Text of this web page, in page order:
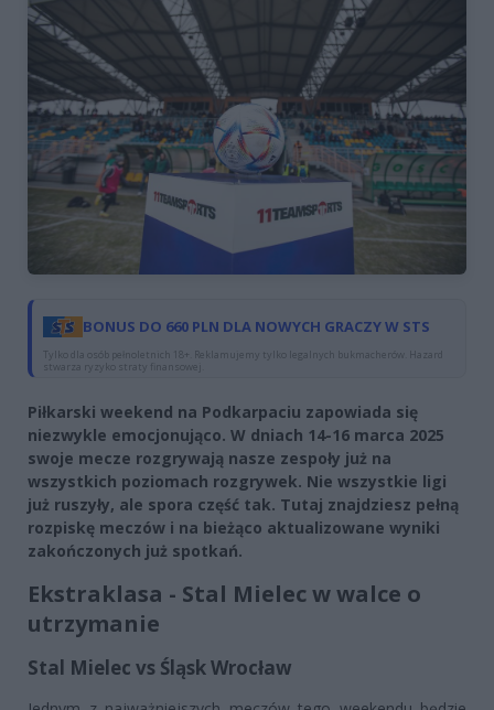
BONUS DO 660 PLN DLA NOWYCH GRACZY W STS
Tylko dla osób pełnoletnich 18+. Reklamujemy tylko legalnych bukmacherów. Hazard
stwarza ryzyko straty finansowej.
Piłkarski weekend na Podkarpaciu zapowiada się
niezwykle emocjonująco. W dniach 14-16 marca 2025
swoje mecze rozgrywają nasze zespoły już na
wszystkich poziomach rozgrywek. Nie wszystkie ligi
już ruszyły, ale spora część tak. Tutaj znajdziesz pełną
rozpiskę meczów i na bieżąco aktualizowane wyniki
zakończonych już spotkań.
Ekstraklasa - Stal Mielec w walce o
utrzymanie
Stal Mielec vs Śląsk Wrocław